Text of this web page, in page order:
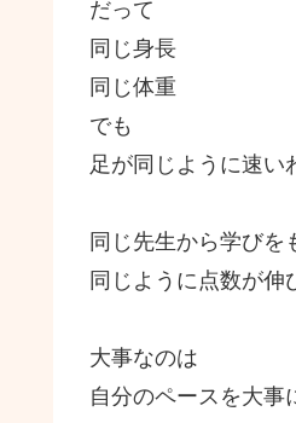
だって
同じ身長
同じ体重
でも
足が同じように速い
同じ先生から学びを
同じように点数が伸
大事なのは
自分のペースを大事